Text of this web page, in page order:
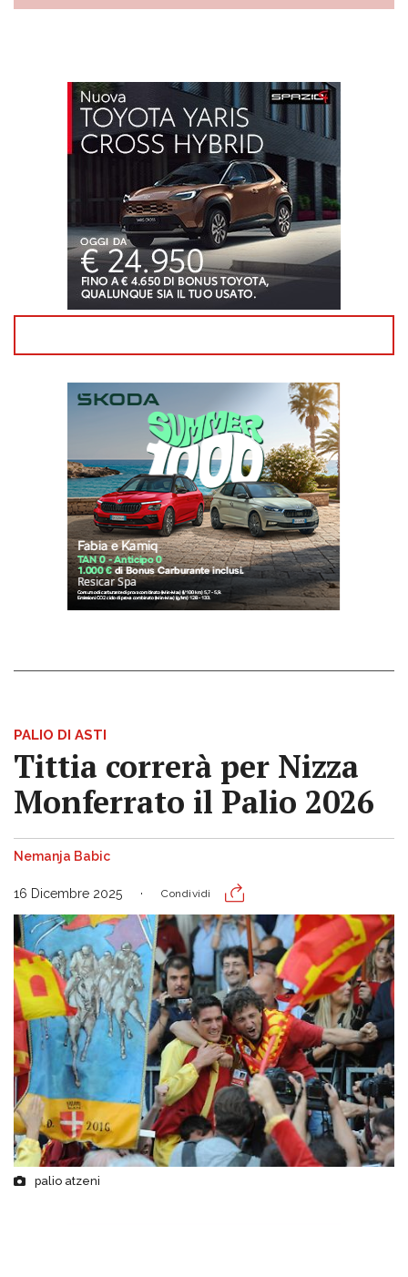
PALIO DI ASTI
Tittia correrà per Nizza
Monferrato il Palio 2026
Nemanja Babic
16 Dicembre 2025 Condividi
palio atzeni